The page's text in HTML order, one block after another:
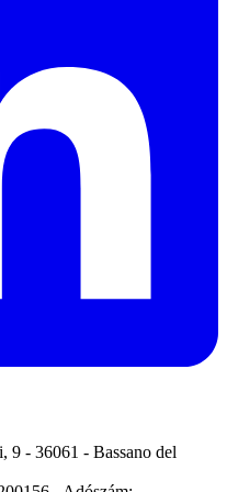
9 - 36061 - Bassano del